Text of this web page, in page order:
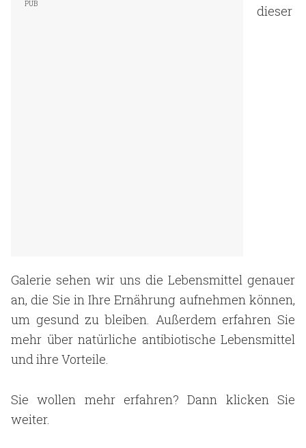
dieser
Galerie sehen wir uns die Lebensmittel genauer
an, die Sie in Ihre Ernährung aufnehmen können,
um gesund zu bleiben. Außerdem erfahren Sie
mehr über natürliche antibiotische Lebensmittel
und ihre Vorteile.
Sie wollen mehr erfahren? Dann klicken Sie
weiter.